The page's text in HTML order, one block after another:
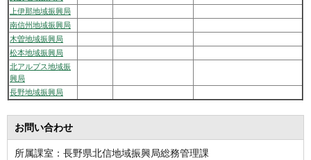
上伊那地域振興局
南信州地域振興局
木曽地域振興局
松本地域振興局
北アルプス地域振
興局
長野地域振興局
お問い合わせ
所属課室：長野県北信地域振興局総務管理課